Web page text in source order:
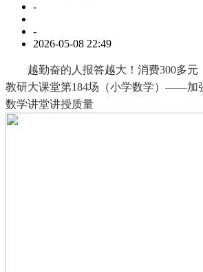
-
-
2026-05-08 22:49
越勤奋的人报答越大！消费300多元
教研大课堂第184场（小学数学）——加
数学讲堂讲授质量